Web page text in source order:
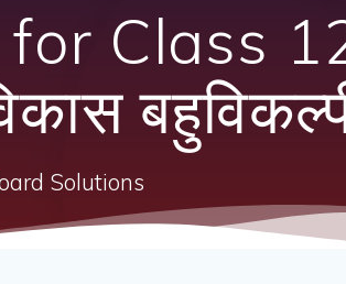
Class
Solutions